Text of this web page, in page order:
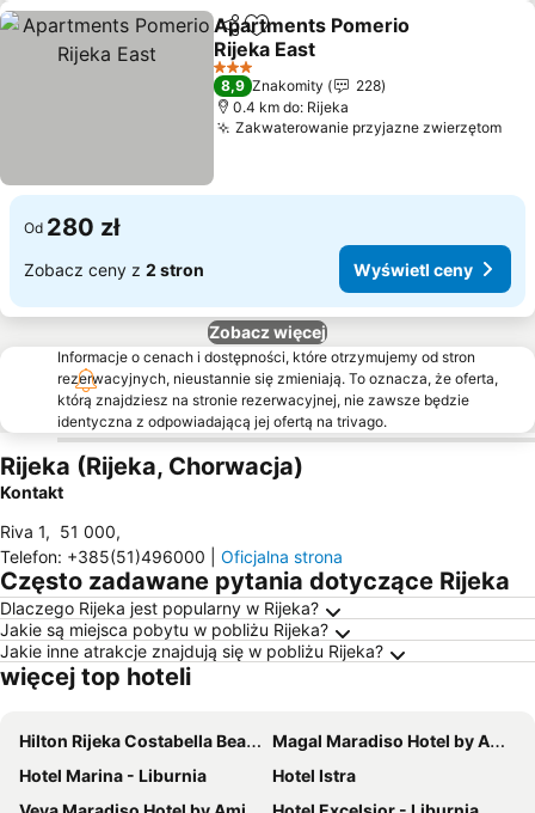
UdostępnijDodaj do ulubionych
Apartments Pomerio
Rijeka East
3 Kategoria
8,9 Znakomity
228
0.4 km do: Rijeka
Zakwaterowanie przyjazne zwierzętom
Od 280 zł
Zobacz ceny z 2 stron Wyświetl ceny
Zobacz więcej
Informacje o cenach i dostępności, które otrzymujemy od stron
rezerwacyjnych, nieustannie się zmieniają. To oznacza, że oferta,
którą znajdziesz na stronie rezerwacyjnej, nie zawsze będzie
identyczna z odpowiadającą jej ofertą na trivago.
Rijeka (Rijeka, Chorwacja)
Kontakt
Riva 1, 51 000,
Telefon: +385(51)496000 Oficjalna strona
Często zadawane pytania dotyczące Rijeka
Dlaczego Rijeka jest popularny w Rijeka?
Jakie są miejsca pobytu w pobliżu Rijeka?
Jakie inne atrakcje znajdują się w pobliżu Rijeka?
więcej top hoteli
Hilton Rijeka Costabella Beach Resort & Spa
Magal Maradiso Hotel by Aminess
Hotel Marina - Liburnia
Hotel Istra